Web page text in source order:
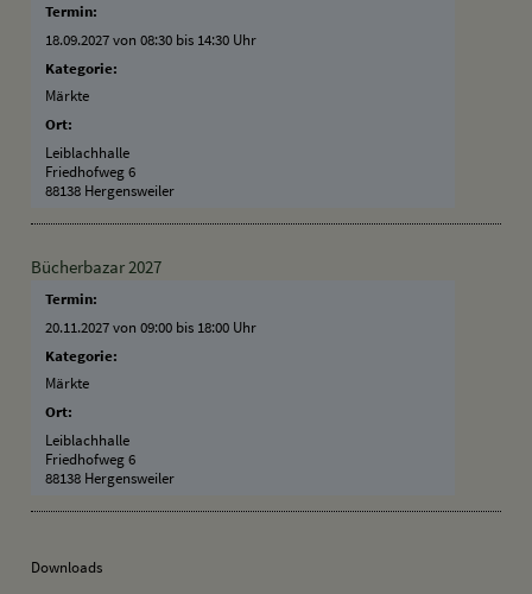
Termin:
18.09.2027 von 08:30 bis 14:30 Uhr
Kategorie:
Märkte
Ort:
Leiblachhalle
Friedhofweg 6
88138 Hergensweiler
Bücherbazar 2027
Termin:
20.11.2027 von 09:00 bis 18:00 Uhr
Kategorie:
Märkte
Ort:
Leiblachhalle
Friedhofweg 6
88138 Hergensweiler
Downloads